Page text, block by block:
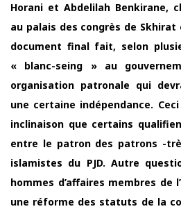
Horani et Abdelilah Benkirane,
au palais des congrès de Skhirat
document final fait, selon
« blanc-seing » au
organisation patronale qui
une certaine indépendance.
inclinaison que certains
entre le patron des patrons -
islamistes du PJD. Autre
hommes d’affaires membres de
une réforme des statuts de la